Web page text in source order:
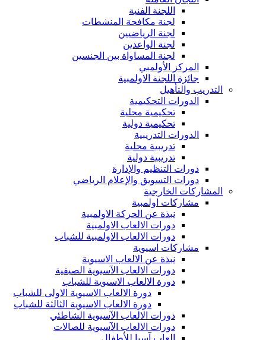
اللجنة الفنية
لجنة مكافحة المنشطات
لجنة الرياضيين
لجنة الواعدين
لجنة المساواة بين الجنسين
المركز الأولمبي
جائزة اللجنة الاولمبية
التدريب والتأهيل
الدورات التحكيمية
تحكيمية محلية
تحكيمية دولية
الدورات التدريبية
تدريبية محلية
تدريبية دولية
دورات التنظيم والإدارة
دورات التسويق والإعلام الرياضي
المشاركات الخارجية
مشاركات اولمبية
نبذة عن الحركة الاولمبية
دورات الالعاب الاولمبية
دورات الالعاب الاولمبية للشباب
مشاركات اسيوية
نبذة عن الالعاب الاسيوية
دورات الالعاب الآسيوية الصيفية
دورة الالعاب الاسيوية للشباب
دورة الالعاب الاسيوية الاولى للشباب
دورة الالعاب الاسيوية الثالثة للشباب
دورات الالعاب الآسيوية الشاطئي
دورات الالعاب الآسيوية للصالات